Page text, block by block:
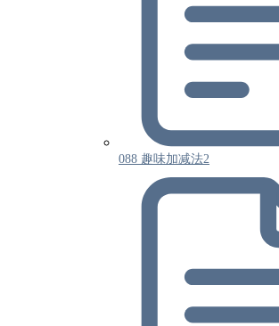
088 趣味加减法2